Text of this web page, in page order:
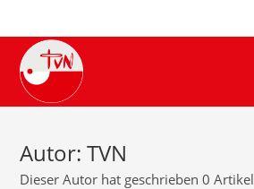
Inhalt
springen
Autor:TVN
Dieser Autor hat geschrieben 0 Artikel